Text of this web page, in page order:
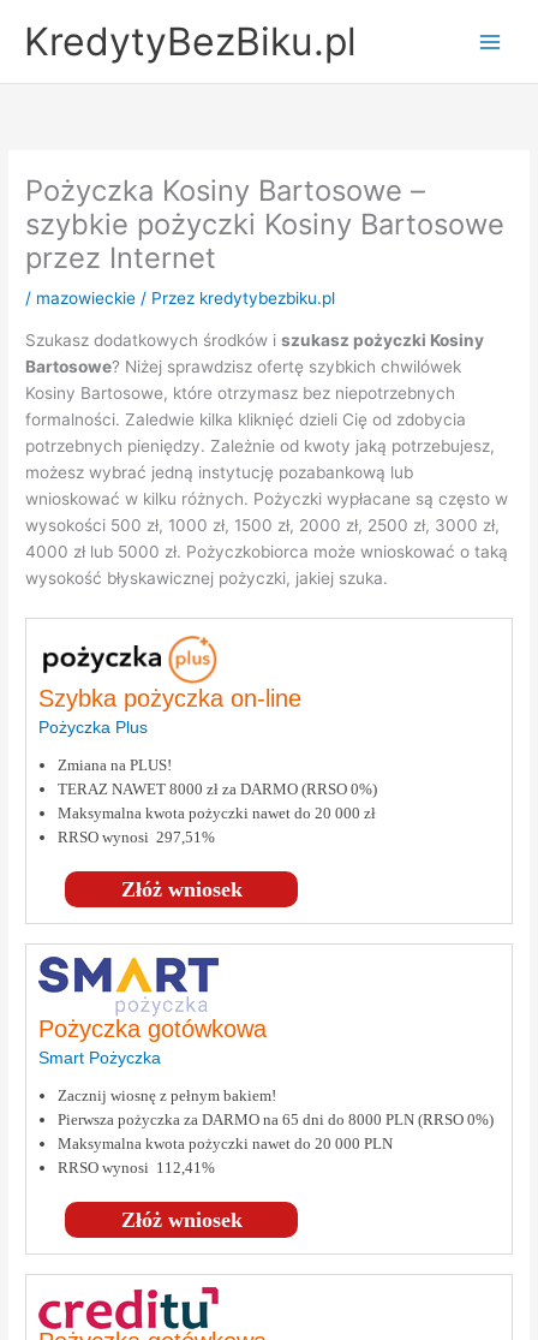
KredytyBezBiku.pl
Pożyczka Kosiny Bartosowe –
szybkie pożyczki Kosiny Bartosowe
przez Internet
/ mazowieckie / Przez kredytybezbiku.pl
Szukasz dodatkowych środków iszukasz pożyczki Kosiny
Bartosowe? Niżej sprawdzisz ofertę szybkich chwilówek
Kosiny Bartosowe, które otrzymasz bez niepotrzebnych
formalności. Zaledwie kilka kliknięć dzieli Cię od zdobycia
potrzebnych pieniędzy. Zależnie od kwoty jaką potrzebujesz,
możesz wybrać jedną instytucję pozabankową lub
wnioskować w kilku różnych. Pożyczki wypłacane są często w
wysokości 500 zł, 1000 zł, 1500 zł, 2000 zł, 2500 zł, 3000 zł,
4000 zł lub 5000 zł. Pożyczkobiorca może wnioskować o taką
wysokość błyskawicznej pożyczki, jakiej szuka.
Szybka pożyczka on-line
Pożyczka Plus
Złóż wniosek
Zmiana na PLUS!
TERAZ NAWET 8000 zł za DARMO (RRSO 0%)
Maksymalna kwota pożyczki nawet do 20 000 zł
RRSO wynosi 297,51%
Pożyczka gotówkowa
Smart Pożyczka
Złóż wniosek
Zacznij wiosnę z pełnym bakiem!
Pierwsza pożyczka za DARMO na 65 dni do 8000 PLN (RRSO 0%)
Maksymalna kwota pożyczki nawet do 20 000 PLN
RRSO wynosi 112,41%